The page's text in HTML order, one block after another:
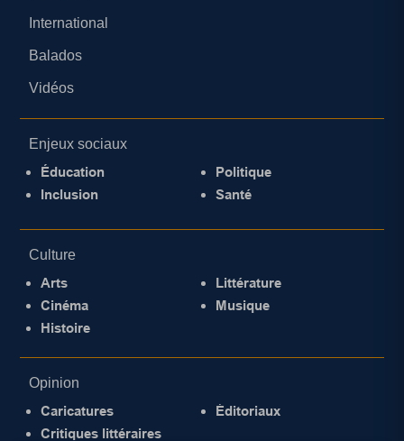
International
Balados
Vidéos
Enjeux sociaux
Éducation
Inclusion
Politique
Santé
Culture
Arts
Cinéma
Histoire
Littérature
Musique
Opinion
Caricatures
Critiques littéraires
Éditoriaux